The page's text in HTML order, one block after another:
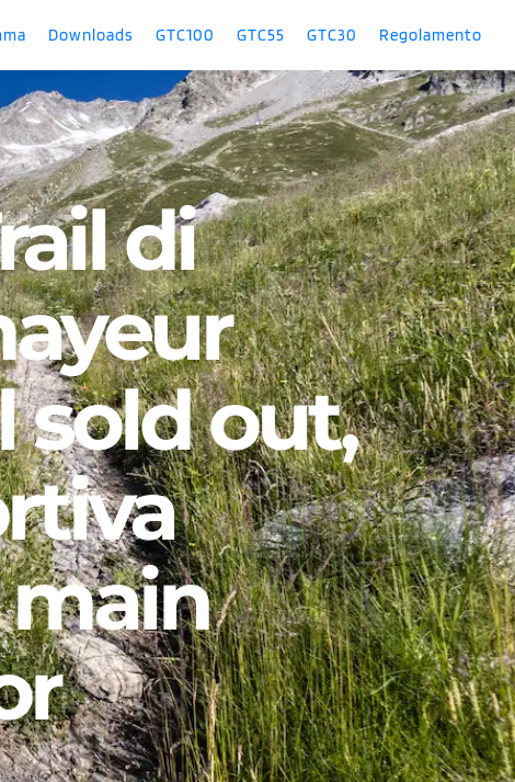
Downloads GTC100 GTC55 GTC30 Regolamento
di
sold out,